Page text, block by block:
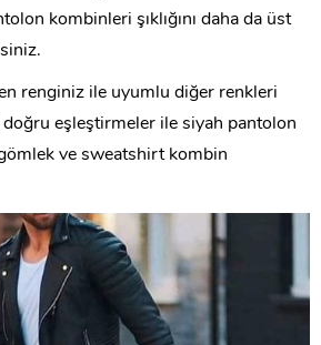
kombinleri şıklığını daha da üst
renginiz ile uyumlu diğer renkleri
eşleştirmeler ile siyah pantolon
ve sweatshirt kombin